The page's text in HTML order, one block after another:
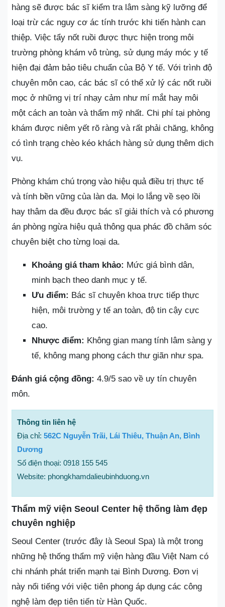
hàng sẽ được bác sĩ kiểm tra lâm sàng kỹ lưỡng để
loại trừ các nguy cơ ác tính trước khi tiến hành can
thiệp. Việc tẩy nốt ruồi được thực hiện trong môi
trường phòng khám vô trùng, sử dụng máy móc y tế
hiện đại đảm bảo tiêu chuẩn của Bộ Y tế. Với trình độ
chuyên môn cao, các bác sĩ có thể xử lý các nốt ruồi
mọc ở những vị trí nhạy cảm như mí mắt hay môi
một cách an toàn và thẩm mỹ nhất. Chi phí tại phòng
khám được niêm yết rõ ràng và rất phải chăng, không
có tình trạng chèo kéo khách hàng sử dụng thêm dịch
vụ.
Phòng khám chú trọng vào hiệu quả điều trị thực tế
và tính bền vững của làn da. Mọi lo lắng về sẹo lồi
hay thâm da đều được bác sĩ giải thích và có phương
án phòng ngừa hiệu quả thông qua phác đồ chăm sóc
chuyên biệt cho từng loại da.
Khoảng giá tham khảo: Mức giá bình dân,
minh bạch theo danh mục y tế.
Ưu điểm: Bác sĩ chuyên khoa trực tiếp thực
hiện, môi trường y tế an toàn, độ tin cậy cực
cao.
Nhược điểm: Không gian mang tính lâm sàng y
tế, không mang phong cách thư giãn như spa.
Đánh giá cộng đồng: 4.9/5 sao về uy tín chuyên
môn.
Thông tin liên hệ
Địa chỉ: 562C Nguyễn Trãi, Lái Thiêu, Thuận An, Bình
Dương
Số điện thoại: 0918 155 545
Website: phongkhamdalieubinhduong.vn
Thẩm mỹ viện Seoul Center hệ thống làm đẹp
chuyên nghiệp
Seoul Center (trước đây là Seoul Spa) là một trong
những hệ thống thẩm mỹ viện hàng đầu Việt Nam có
chi nhánh phát triển mạnh tại Bình Dương. Đơn vị
này nổi tiếng với việc tiên phong áp dụng các công
nghệ làm đẹp tiên tiến từ Hàn Quốc.